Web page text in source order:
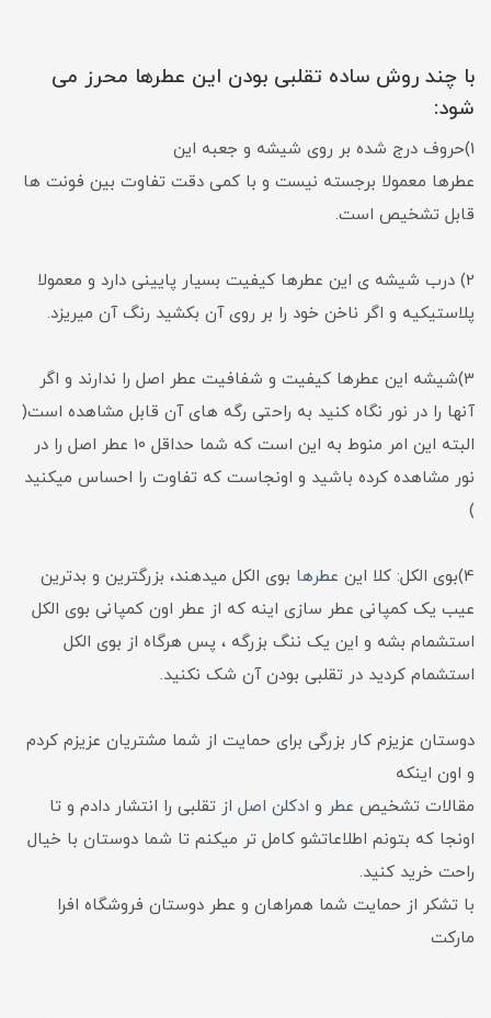
با چند روش ساده تقلبی بودن این عطرها محرز می
شود:
1)حروف درج شده بر روی شیشه و جعبه این
عطرها معمولا برجسته نیست و با کمی دقت تفاوت بین فونت ها
قابل تشخیص است.
2) درب شیشه ی این عطرها کیفیت بسیار پایینی دارد و معمولا
پلاستیکیه و اگر ناخن خود را بر روی آن بکشید رنگ آن میریزد.
3)شیشه این عطرها کیفیت و شفافیت عطر اصل را ندارند و اگر
آنها را در نور نگاه کنید به راحتی رگه های آن قابل مشاهده است(
البته این امر منوط به این است که شما حداقل 10 عطر اصل را در
نور مشاهده کرده باشید و اونجاست که تفاوت را احساس میکنید
)
4)بوی الکل: کلا این عطرها بوی الکل میدهند، بزرگترین و بدترین
عیب یک کمپانی عطر سازی اینه که از عطر اون کمپانی بوی الکل
استشمام بشه و این یک ننگ بزرگه ، پس هرگاه از بوی الکل
استشمام کردید در تقلبی بودن آن شک نکنید.
دوستان عزیزم کار بزرگی برای حمایت از شما مشتریان عزیزم کردم
و اون اینکه
مقالات تشخیص عطر و ادکلن اصل از تقلبی را انتشار دادم و تا
اونجا که بتونم اطلاعاتشو کامل تر میکنم تا شما دوستان با خیال
راحت خرید کنید.
با تشکر از حمایت شما همراهان و عطر دوستان فروشگاه افرا
مارکت